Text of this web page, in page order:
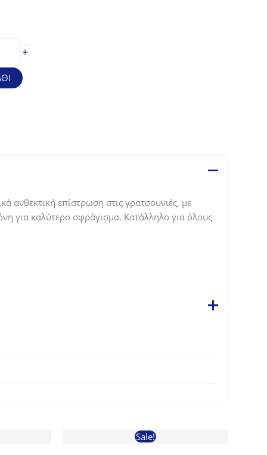
+
ανθεκτική επίστρωση στις γρατσουνιές, με
για καλύτερο σφράγισμα. Κατάλληλο για όλους
Sale!